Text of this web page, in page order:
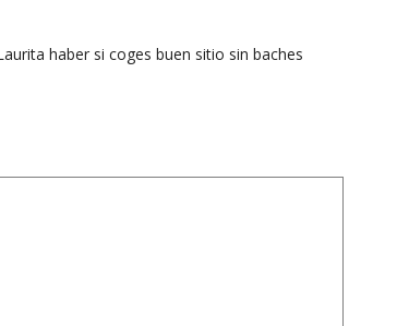
haber si coges buen sitio sin baches